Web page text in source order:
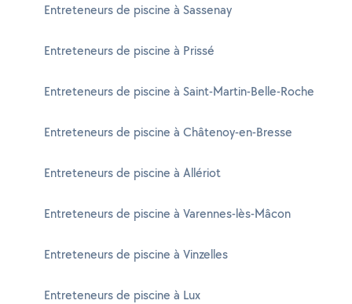
Entreteneurs de piscine à Sassenay
Entreteneurs de piscine à Prissé
Entreteneurs de piscine à Saint-Martin-Belle-Roche
Entreteneurs de piscine à Châtenoy-en-Bresse
Entreteneurs de piscine à Allériot
Entreteneurs de piscine à Varennes-lès-Mâcon
Entreteneurs de piscine à Vinzelles
Entreteneurs de piscine à Lux